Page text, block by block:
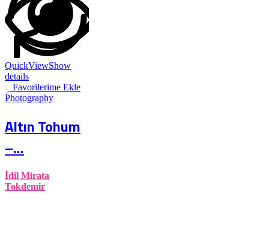
QuickViewShow
details
Favorilerime Ekle
Photography
Altın Tohum
–...
İdil Mirata
Tokdemir